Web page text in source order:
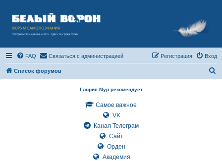
FAQ Связаться с администрацией Вход
Регистрация
Список форумов
Глория Мур рекомендует
Самое важное
VK
Канал Телеграм
Сайт
Орден
Академия